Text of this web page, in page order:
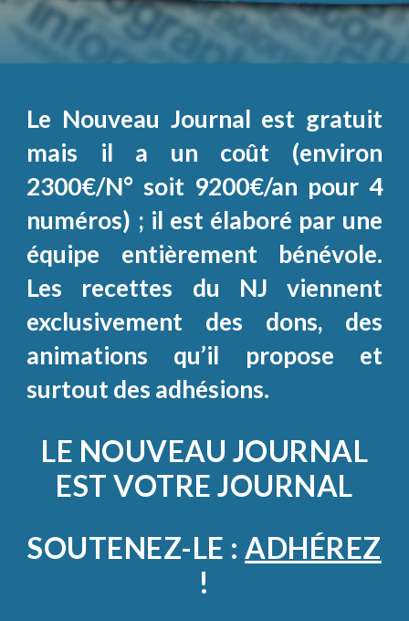
Le Nouveau Journal est gratuit
mais il a un coût (environ
2300€/N° soit 9200€/an pour 4
numéros) ; il est élaboré par une
équipe entièrement bénévole.
Les recettes du NJ viennent
exclusivement des dons, des
animations qu’il propose et
surtout des adhésions.
LE NOUVEAU JOURNAL
EST VOTRE JOURNAL
SOUTENEZ-LE :ADHÉREZ
!